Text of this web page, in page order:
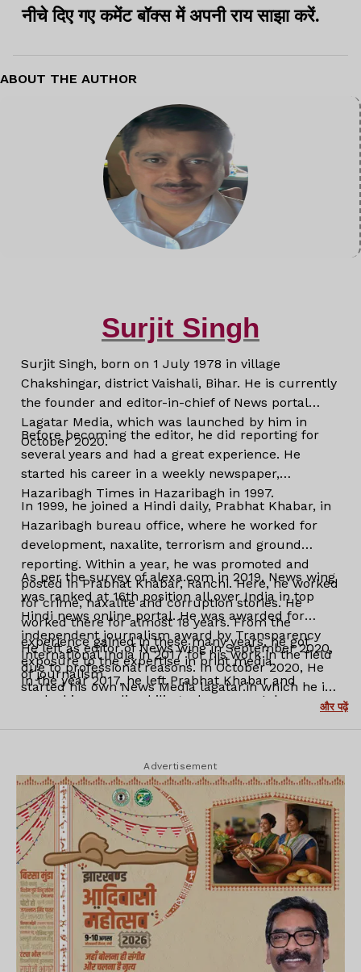
नीचे दिए गए कमेंट बॉक्स में अपनी राय साझा करें.
ABOUT THE AUTHOR
Surjit Singh
Surjit Singh, born on 1 July 1978 in village
Chakshingar, district Vaishali, Bihar. He is currently
the founder and editor-in-chief of News portal
Lagatar Media, which was launched by him in
October 2020.
Before becoming the editor, he did reporting for
several years and had a great experience. He
started his career in a weekly newspaper,
Hazaribagh Times in Hazaribagh in 1997.
In 1999, he joined a Hindi daily, Prabhat Khabar, in
Hazaribagh bureau office, where he worked for
development, naxalite, terrorism and ground
reporting. Within a year, he was promoted and
posted in Prabhat Khabar, Ranchi. Here, he worked
for crime, naxalite and corruption stories. He
worked there for almost 18 years. From the
experience gained in these many years, he got
exposure to the expertise in print media.
In the year 2017, he left Prabhat Khabar and
worked in an online bilingual news portal,
Jharkhand.
At this time (2017-2019), almost all the print and
electronic media surrendered in front of the ruling
party. In those hard times, News wing published
many series of stories pointing out the corruption
in government and police atrocities. At that time,
the main media houses in Jharkhand didn’t even
dare to write anything opposing the government.
As per the survey of alexa.com in 2019, News wing
was ranked at 16th position all over India in top
Hindi news online portal. He was awarded for
independent journalism award by Transparency
International India in 2017 for his work in the field
of journalism.
He left as editor of News wing in September 2020,
due to professional reasons. In October 2020, He
started his own News Media lagatar.in which he is
और पढ़ें
Advertisement